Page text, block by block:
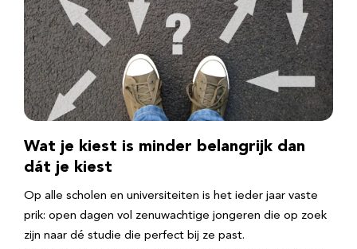
Wat je kiest is minder belangrijk dan
dát je kiest
Op alle scholen en universiteiten is het ieder jaar vaste
prik: open dagen vol zenuwachtige jongeren die op zoek
zijn naar dé studie die perfect bij ze past.